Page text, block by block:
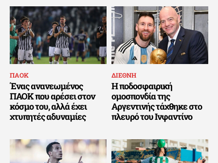
ΠΑΟΚ
Ένας ανανεωμένος
ΠΑΟΚ που αρέσει στον
κόσμο του, αλλά έχει
χτυπητές αδυναμίες
ΔΙΕΘΝΗ
Η ποδοσφαιρική
ομοσπονδία της
Αργεντινής τάχθηκε στο
πλευρό του Ινφαντίνο